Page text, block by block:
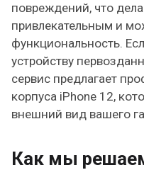
повреждений, что
привлекательным и
функциональность.
устройству
сервис предлагает
корпуса iPhone 12,
внешний вид вашего
Как мы